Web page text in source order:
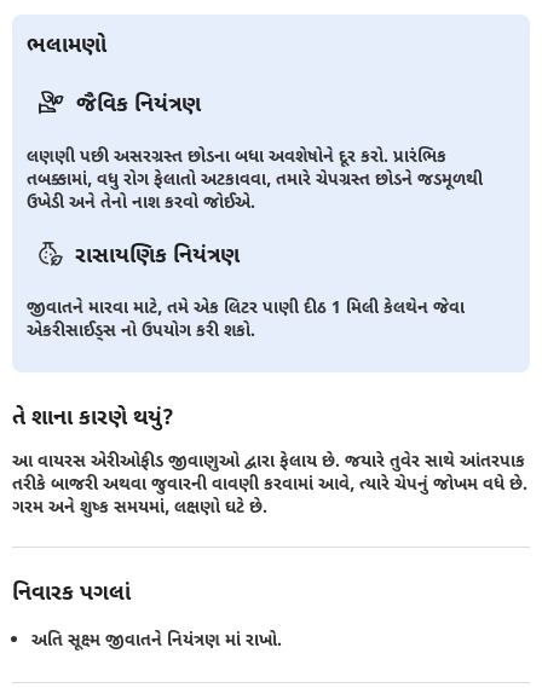
ભલામણો
જૈવિક નિયંત્રણ
લણણી પછી અસરગ્રસ્ત છોડના બધા અવશેષોને દૂર કરો. પ્રારંભિક
તબક્કામાં, વધુ રોગ ફેલાતો અટકાવવા, તમારે ચેપગ્રસ્ત છોડને જડમૂળથી
ઉખેડી અને તેનો નાશ કરવો જોઈએ.
રાસાયણિક નિયંત્રણ
જીવાતને મારવા માટે, તમે એક લિટર પાણી દીઠ 1 મિલી કેલથેન જેવા
એકરીસાઈડ્સ નો ઉપયોગ કરી શકો.
તે શાના કારણે થયું?
આ વાયરસ એરીઓફીડ જીવાણુઓ દ્વારા ફેલાય છે. જયારે તુવેર સાથે આંતરપાક
તરીકે બાજરી અથવા જુવારની વાવણી કરવામાં આવે, ત્યારે ચેપનું જોખમ વધે છે.
ગરમ અને શુષ્ક સમયમાં, લક્ષણો ઘટે છે.
નિવારક પગલાં
અતિ સૂક્ષ્મ જીવાતને નિયંત્રણ માં રાખો.